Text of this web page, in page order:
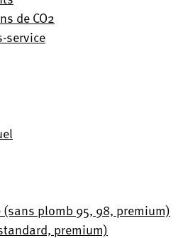
de CO2
service
(sans plomb 95, 98, premium)
premium)